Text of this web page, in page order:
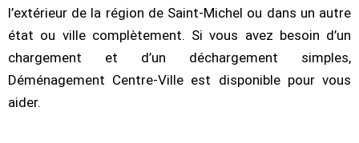
l’extérieur de la région de Saint-Michel ou dans un autre
état ou ville complètement. Si vous avez besoin d’un
chargement et d’un déchargement simples,
Déménagement Centre-Ville est disponible pour vous
aider.